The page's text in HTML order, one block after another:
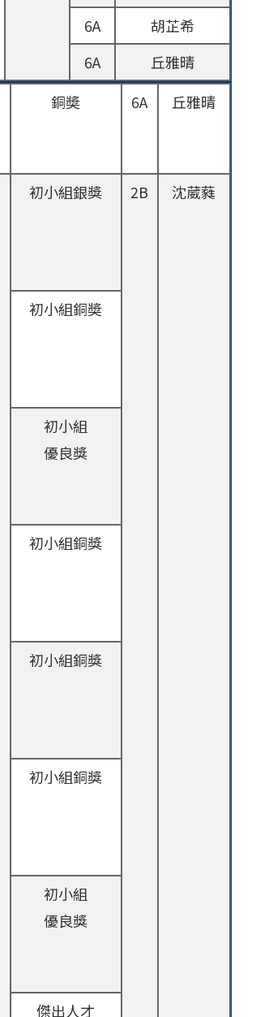
6A
胡芷希
6A
丘雅晴
銅奬 6A 丘雅晴
初小組銀獎 2B 沈葳蕤
初小組銅奬
初小組
優良獎
初小組銅獎
初小組銅獎
初小組銅獎
初小組
優良獎
傑出人才